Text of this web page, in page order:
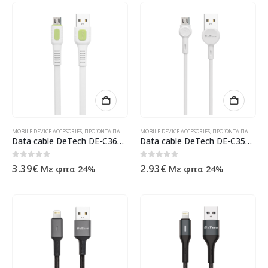
MOBILE DEVICE ACCESORIES, ΠΡΟΪΌΝΤΑ ΠΛΗΡΟΦΟΡΙΚΉΣ - ΚΙΝΗΤΉΣ ΤΗΛΕΦΩΝΊΑΣ - ΗΛΕΚΤΡΟΝΙΚΆ
Data cable DeTech DE-C36M, Micro USB, 1.0m, White – 40191
0 out of 5
3.39€ Με φπα 24%
MOBILE DEVICE ACCESORIES, ΠΡΟΪΌΝΤΑ ΠΛΗΡΟΦΟΡΙΚΉΣ - ΚΙΝΗΤΉΣ ΤΗΛΕΦΩΝΊΑΣ - ΗΛΕΚΤΡΟΝΙΚΆ
Data cable DeTech DE-C35M, Micro USB, 1.0m, White – 40188
0out of 5
2.93€ Με φπα 24%